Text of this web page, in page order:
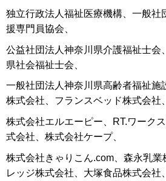
独立行政法人福祉医療機構、一般社
援専門員協会、
公益社団法人神奈川県介護福祉士会
県社会福祉士会、
一般社団法人神奈川県高齢者福祉施
株式会社、フランスベッド株式会社、
株式会社エルエーピー、RT.ワーク
式会社、株式会社ケープ、
株式会社きゃりこん.com、森永乳
レッジ株式会社、大塚食品株式会社、